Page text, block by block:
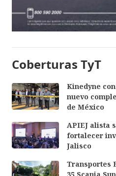
Coberturas TyT
Kinedyne
nuevo
de México
APIEJ alista
fortalecer
Jalisco
Transportes